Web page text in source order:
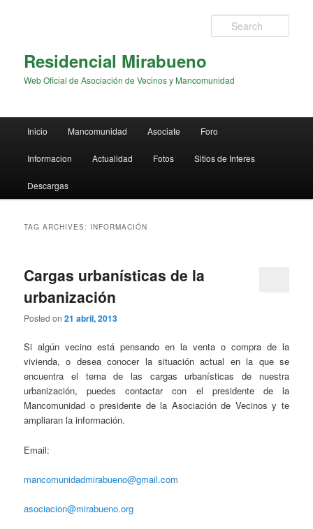
Residencial Mirabueno
Web Oficial de Asociación de Vecinos y Mancomunidad
Skip to primary content
Skip to secondary content
Inicio Mancomunidad Asociate Foro
Informacion Actualidad Fotos Sitios de Interes
Descargas
TAG ARCHIVES: INFORMACIÓN
Cargas urbanísticas de la
urbanización
Posted on21 abril, 2013
Si algún vecino está pensando en la venta o compra de la
vivienda, o desea conocer la situación actual en la que se
encuentra el tema de las cargas urbanísticas de nuestra
urbanización, puedes contactar con el presidente de la
Mancomunidad o presidente de la Asociación de Vecinos y te
ampliaran la información.
Email:
mancomunidadmirabueno@gmail.com
asociacion@mirabueno.org